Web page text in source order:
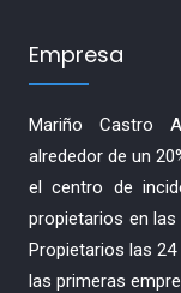
Empresa
Mariño Castro
alrededor de un
el centro de
propietarios en
Propietarios las
las primeras